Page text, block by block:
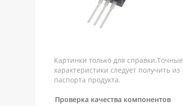
Картинки только для справки.Точные
характеристики следует получить из
паспорта продукта.
Проверка качества компонентов